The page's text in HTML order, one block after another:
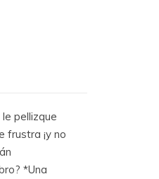
pellizque
frustra ¡y no
*Una